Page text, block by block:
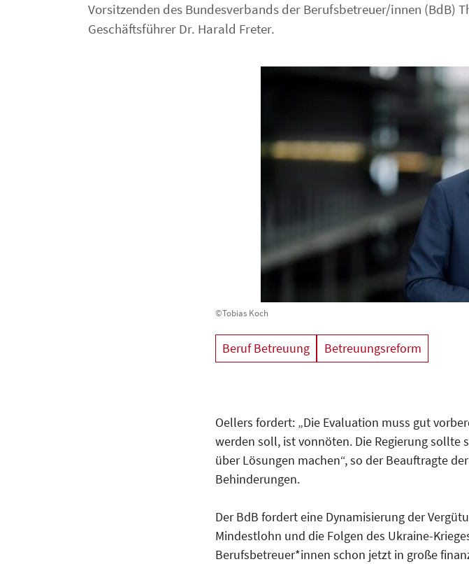
Vorsitzenden des Bundesverbands der Berufsbetreuer/innen (BdB)
Geschäftsführer Dr. Harald Freter.
©Tobias Koch
Beruf Betreuung Betreuungsreform
Oellers fordert: „Die Evaluation muss gut
werden soll, ist vonnöten. Die Regierung sollte
über Lösungen machen“, so der Beauftragte
Behinderungen.
Der BdB fordert eine Dynamisierung der
Mindestlohn und die Folgen des Ukraine-
Berufsbetreuer*innen schon jetzt in große